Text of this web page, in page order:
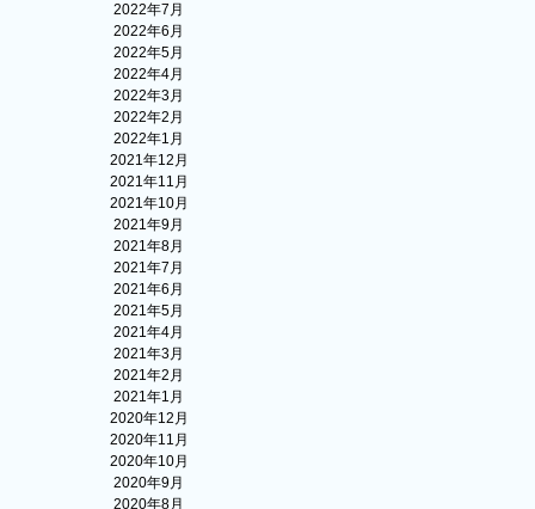
2022年7月
2022年6月
2022年5月
2022年4月
2022年3月
2022年2月
2022年1月
2021年12月
2021年11月
2021年10月
2021年9月
2021年8月
2021年7月
2021年6月
2021年5月
2021年4月
2021年3月
2021年2月
2021年1月
2020年12月
2020年11月
2020年10月
2020年9月
2020年8月